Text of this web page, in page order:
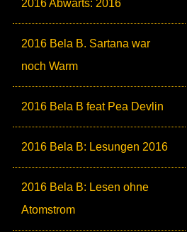
2016 Abwärts: 2016
2016 Bela B. Sartana war
noch Warm
2016 Bela B feat Pea Devlin
2016 Bela B: Lesungen 2016
2016 Bela B: Lesen ohne
Atomstrom